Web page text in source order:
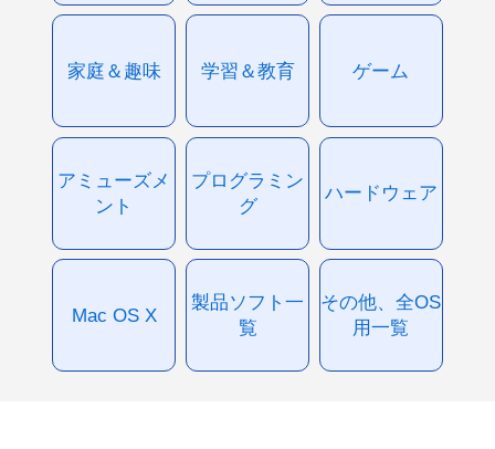
家庭＆趣味 学習＆教育 ゲーム
アミューズメ
ント
プログラミン
グ
ハードウェア
Mac OS X
製品ソフト一
覧
その他、全OS
用一覧